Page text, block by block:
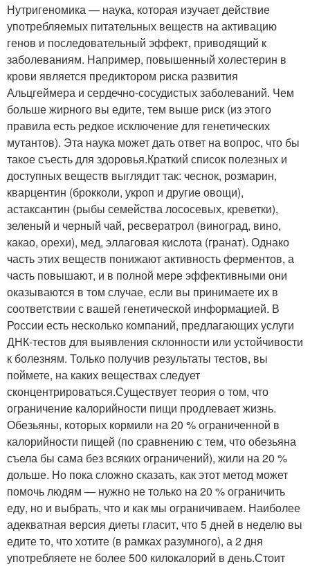
Нутригеномика — наука, которая изучает действие
употребляемых питательных веществ на активацию
генов и последовательный эффект, приводящий к
заболеваниям. Например, повышенный холестерин в
крови является предиктором риска развития
Альцгеймера и сердечно-сосудистых заболеваний. Чем
больше жирного вы едите, тем выше риск (из этого
правила есть редкое исключение для генетических
мутантов). Эта наука может дать ответ на вопрос, что бы
такое съесть для здоровья.Краткий список полезных и
доступных веществ выглядит так: чеснок, розмарин,
кварцентин (брокколи, укроп и другие овощи),
астаксантин (рыбы семейства лососевых, креветки),
зеленый и черный чай, ресвератрол (виноград, вино,
какао, орехи), мед, эллаговая кислота (гранат). Однако
часть этих веществ понижают активность ферментов, а
часть повышают, и в полной мере эффективными они
оказываются в том случае, если вы принимаете их в
соответствии с вашей генетической информацией. В
России есть несколько компаний, предлагающих услуги
ДНК-тестов для выявления склонности или устойчивости
к болезням. Только получив результаты тестов, вы
поймете, на каких веществах следует
сконцентрироваться.Существует теория о том, что
ограничение калорийности пищи продлевает жизнь.
Обезьяны, которых кормили на 20 % ограниченной в
калорийности пищей (по сравнению с тем, что обезьяна
съела бы сама без всяких ограничений), жили на 20 %
дольше. Но пока сложно сказать, как этот метод может
помочь людям — нужно не только на 20 % ограничить
еду, но и выбрать, что и как мы ограничиваем. Наиболее
адекватная версия диеты гласит, что 5 дней в неделю вы
едите то, что хотите (в рамках разумного), а 2 дня
употребляете не более 500 килокалорий в день.Стоит